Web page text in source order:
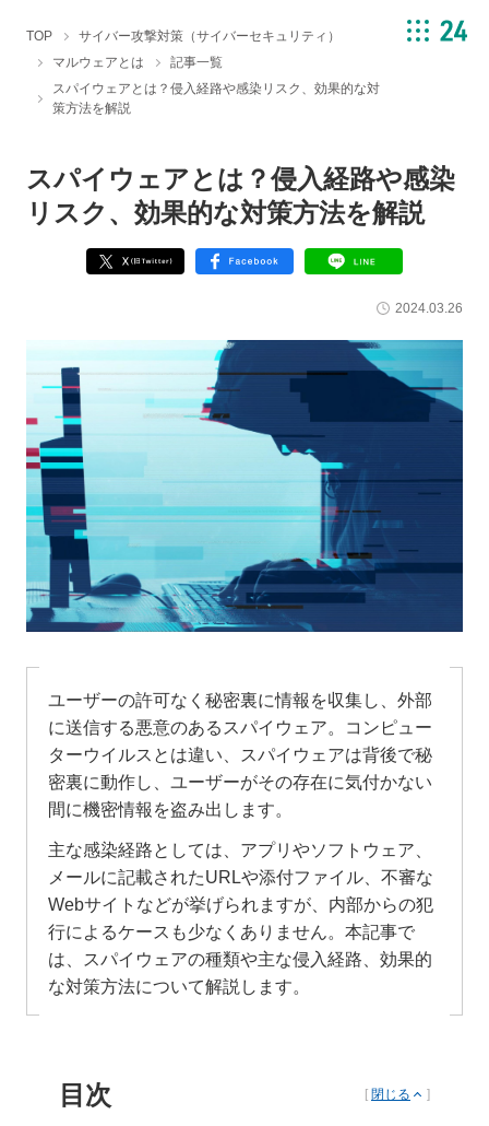
TOP
サイバー攻撃対策（サイバーセキュリティ）
マルウェアとは
記事一覧
スパイウェアとは？侵入経路や感染リスク、効果的な対
策方法を解説
スパイウェアとは？侵入経路や感染
リスク、効果的な対策方法を解説
2024.03.26
ユーザーの許可なく秘密裏に情報を収集し、外部
に送信する悪意のあるスパイウェア。コンピュー
ターウイルスとは違い、スパイウェアは背後で秘
密裏に動作し、ユーザーがその存在に気付かない
間に機密情報を盗み出します。
主な感染経路としては、アプリやソフトウェア、
メールに記載されたURLや添付ファイル、不審な
Webサイトなどが挙げられますが、内部からの犯
行によるケースも少なくありません。本記事で
は、スパイウェアの種類や主な侵入経路、効果的
な対策方法について解説します。
目次 [ 閉じる ]